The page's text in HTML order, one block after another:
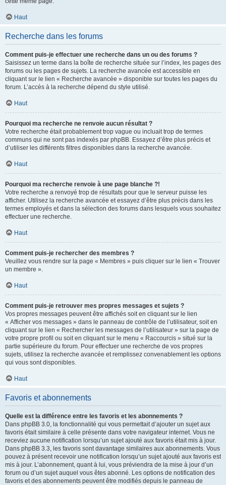
Haut
Recherche dans les forums
Comment puis-je effectuer une recherche dans un ou des forums ?
Saisissez un terme dans la boîte de recherche située sur l’index, les pages des
forums ou les pages de sujets. La recherche avancée est accessible en
cliquant sur le lien « Recherche avancée » disponible sur toutes les pages du
forum. L’accès à la recherche dépend du style utilisé.
Haut
Pourquoi ma recherche ne renvoie aucun résultat ?
Votre recherche était probablement trop vague ou incluait trop de termes
communs qui ne sont pas indexés par phpBB. Essayez d’être plus précis et
d’utiliser les différents filtres disponibles dans la recherche avancée.
Haut
Pourquoi ma recherche renvoie à une page blanche ?!
Votre recherche a renvoyé trop de résultats pour que le serveur puisse les
afficher. Utilisez la recherche avancée et essayez d’être plus précis dans les
termes employés et dans la sélection des forums dans lesquels vous souhaitez
effectuer une recherche.
Haut
Comment puis-je rechercher des membres ?
Veuillez vous rendre sur la page « Membres » puis cliquer sur le lien « Trouver
un membre ».
Haut
Comment puis-je retrouver mes propres messages et sujets ?
Vos propres messages peuvent être affichés soit en cliquant sur le lien
« Afficher vos messages » dans le panneau de contrôle de l’utilisateur, soit en
cliquant sur le lien « Rechercher les messages de l’utilisateur » sur la page de
votre propre profil ou soit en cliquant sur le menu « Raccourcis » situé sur la
partie supérieure du forum. Pour effectuer une recherche de vos propres
sujets, utilisez la recherche avancée et remplissez convenablement les options
qui vous sont disponibles.
Haut
Favoris et abonnements
Quelle est la différence entre les favoris et les abonnements ?
Dans phpBB 3.0, la fonctionnalité qui vous permettait d’ajouter un sujet aux
favoris était similaire à celle présente dans votre navigateur internet. Vous ne
receviez aucune notification lorsqu’un sujet ajouté aux favoris était mis à jour.
Dans phpBB 3.3, les favoris sont davantage similaires aux abonnements. Vous
pouvez à présent recevoir une notification lorsqu’un sujet ajouté aux favoris est
mis à jour. L’abonnement, quant à lui, vous préviendra de la mise à jour d’un
forum ou d’un sujet auquel vous êtes abonné. Les options de notification des
favoris et des abonnements peuvent être modifiés depuis le panneau de